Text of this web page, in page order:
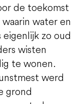
de toekomst
water en
zo oud
wisten
te wonen.
werd
grond